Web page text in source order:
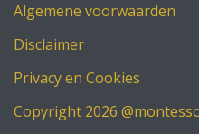
Algemene voorwaarden
Disclaimer
Privacy en Cookies
Copyright 2026